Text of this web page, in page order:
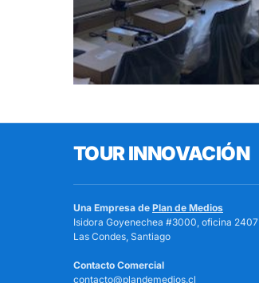
TOUR INNOVACIÓN
Una Empresa de Plan de Medios
Isidora Goyenechea #3000, oficina 2407
Las Condes, Santiago
Contacto Comercial
contacto@plandemedios.cl